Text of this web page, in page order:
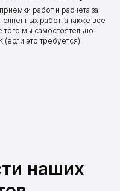
работ и расчета за
работ, а также все
мы самостоятельно
это требуется).
наших